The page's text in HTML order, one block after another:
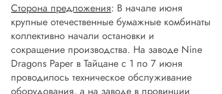
Сторона предложения: В начале июня
крупные отечественные бумажные комбинаты
коллективно начали остановки и
сокращение производства. На заводе Nine
Dragons Paper в Тайцане с 1 по 7 июня
проводилось техническое обслуживание
оборудования, а на заводе в провинции